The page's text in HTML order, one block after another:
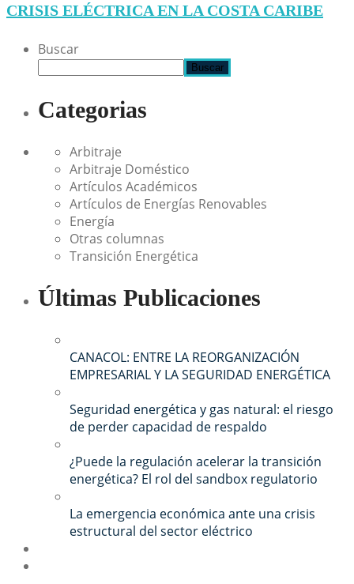
CRISIS ELÉCTRICA EN LA COSTA CARIBE
Buscar
Buscar
Categorias
Arbitraje
Arbitraje Doméstico
Artículos Académicos
Artículos de Energías Renovables
Energía
Otras columnas
Transición Energética
Últimas Publicaciones
CANACOL: ENTRE LA REORGANIZACIÓN
EMPRESARIAL Y LA SEGURIDAD ENERGÉTICA
Seguridad energética y gas natural: el riesgo
de perder capacidad de respaldo
¿Puede la regulación acelerar la transición
energética? El rol del sandbox regulatorio
La emergencia económica ante una crisis
estructural del sector eléctrico